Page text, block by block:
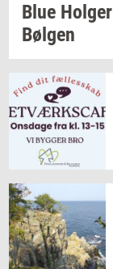
Blue Hol­ger
Bøl­gen